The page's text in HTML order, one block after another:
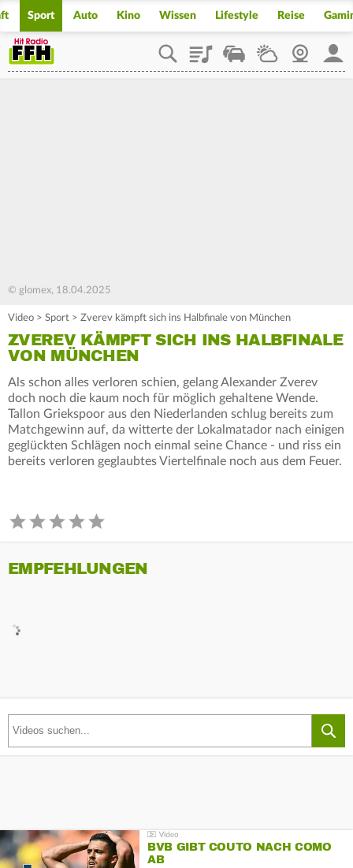
Sport Auto Kino Wissen Lifestyle Reise
PlaylistStaupilotWetterWebcam
© glomex, 18.04.2025
Video > Sport > Zverev kämpft sich ins Halbfinale von München
ZVEREV KÄMPFT SICH INS HALBFINALE
VON MÜNCHEN
Als schon alles verloren schien, gelang Alexander Zverev
doch noch die kaum noch für möglich gehaltene Wende.
Tallon Griekspoor aus den Niederlanden schlug bereits zum
Matchgewinn auf, da witterte der Lokalmatador nach einigen
geglückten Schlägen noch einmal seine Chance - und riss ein
bereits verloren geglaubtes Viertelfinale noch aus dem Feuer.
EMPFEHLUNGEN
BVB GIBT COUTO NACH COMO
AB